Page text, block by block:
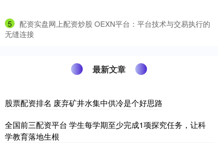
5
​配资实盘网上配资炒股 OEXN平台：平台技术与交易执行的
无缝连接
最新文章
股票配资排名 废弃矿井水集中供冷是个好思路
全国前三配资平台 学生每学期至少完成1项探究任务，让科
学教育落地生根